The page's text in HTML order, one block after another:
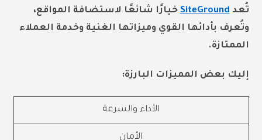
تُعدSiteGroundخيارًا شائعًا لاستضافة المواقع،
وتُعرف بأدائها القوي وميزاتها الغنية وخدمة العملاء
الممتازة.
إليك بعض المميزات البارزة:
الأداء والسرعة
الأمان